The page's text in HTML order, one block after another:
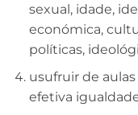
sexual, idade,
económica,
políticas,
usufruir de
efetiva